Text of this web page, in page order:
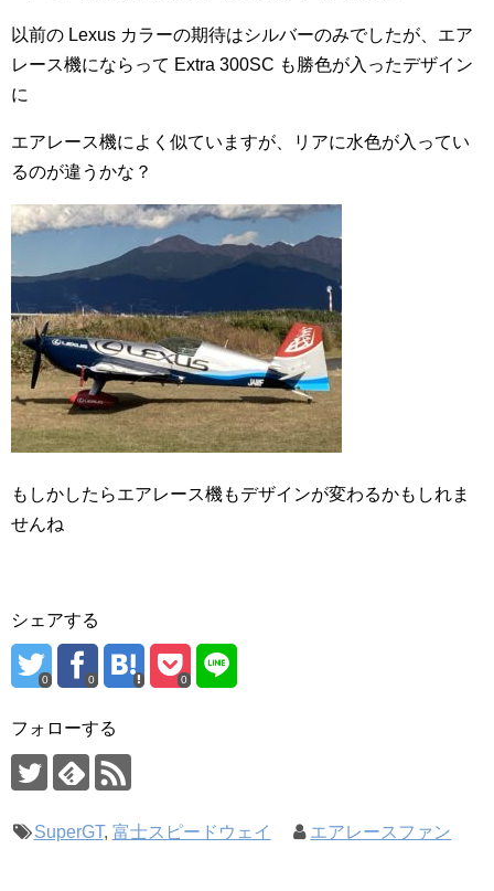
以前の Lexus カラーの期待はシルバーのみでしたが、エア
レース機にならって Extra 300SC も勝色が入ったデザイン
に
エアレース機によく似ていますが、リアに水色が入ってい
るのが違うかな？
もしかしたらエアレース機もデザインが変わるかもしれま
せんね
シェアする
0 0 0
フォローする
SuperGT, 富士スピードウェイ エアレースファン